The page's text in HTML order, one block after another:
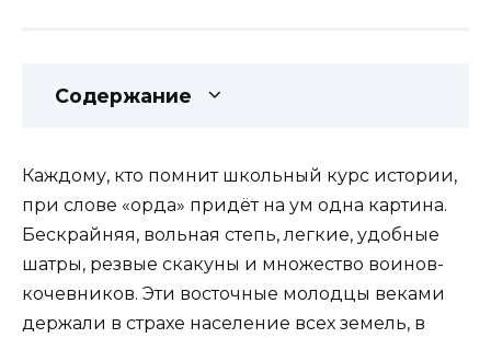
Содержание
Каждому, кто помнит школьный курс истории,
при слове «орда» придёт на ум одна картина.
Бескрайняя, вольная степь, легкие, удобные
шатры, резвые скакуны и множество воинов-
кочевников. Эти восточные молодцы веками
держали в страхе население всех земель, в